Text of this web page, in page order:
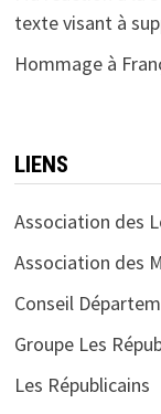
texte visant à
Hommage à
LIENS
Association des
Association des
Conseil
Groupe Les
Les Républicains